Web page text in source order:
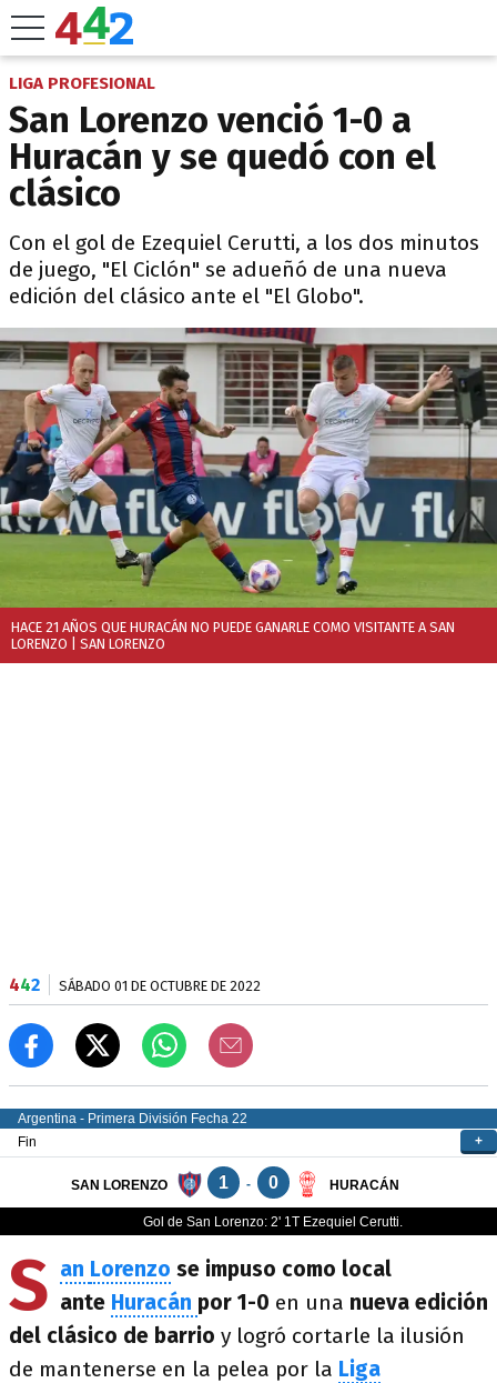
LIGA PROFESIONAL
San Lorenzo venció 1-0 a
Huracán y se quedó con el
clásico
Con el gol de Ezequiel Cerutti, a los dos minutos
de juego, "El Ciclón" se adueñó de una nueva
edición del clásico ante el "El Globo".
HACE 21 AÑOS QUE HURACÁN NO PUEDE GANARLE COMO VISITANTE A SAN
LORENZO | SAN LORENZO
442 SÁBADO 01 DE OCTUBRE DE 2022
S an Lorenzo se impuso como local
ante Huracán por 1-0 en una nueva edición
del clásico de barrio y logró cortarle la ilusión
de mantenerse en la pelea por la Liga